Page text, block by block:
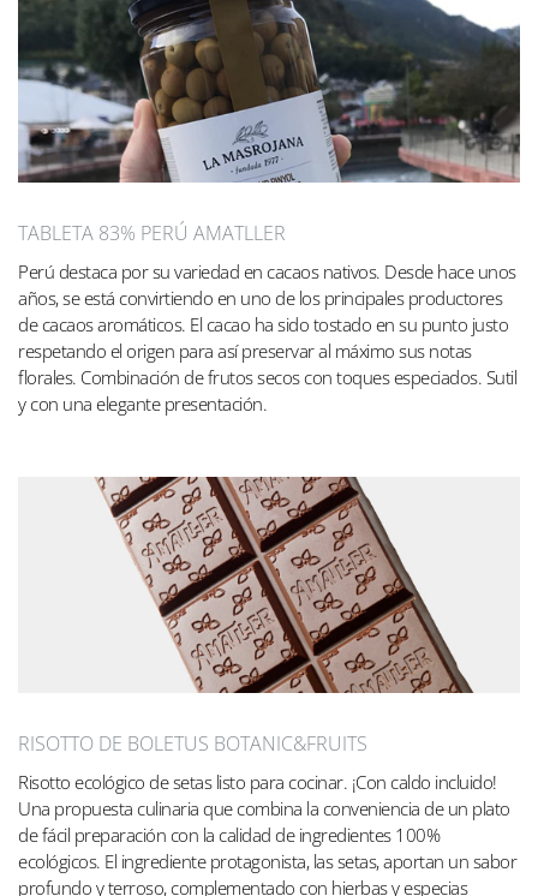
TABLETA 83% PERÚ AMATLLER
Perú destaca por su variedad en cacaos nativos. Desde hace unos
años, se está convirtiendo en uno de los principales productores
de cacaos aromáticos. El cacao ha sido tostado en su punto justo
respetando el origen para así preservar al máximo sus notas
florales. Combinación de frutos secos con toques especiados. Sutil
y con una elegante presentación.
RISOTTO DE BOLETUS BOTANIC&FRUITS
Risotto ecológico de setas listo para cocinar. ¡Con caldo incluido!
Una propuesta culinaria que combina la conveniencia de un plato
de fácil preparación con la calidad de ingredientes 100%
ecológicos. El ingrediente protagonista, las setas, aportan un sabor
profundo y terroso, complementado con hierbas y especias